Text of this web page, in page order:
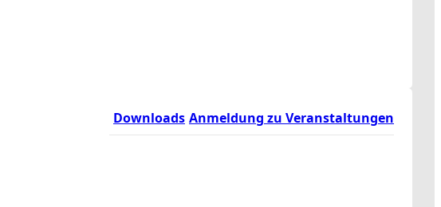
Downloads Anmeldung zu Veranstaltungen